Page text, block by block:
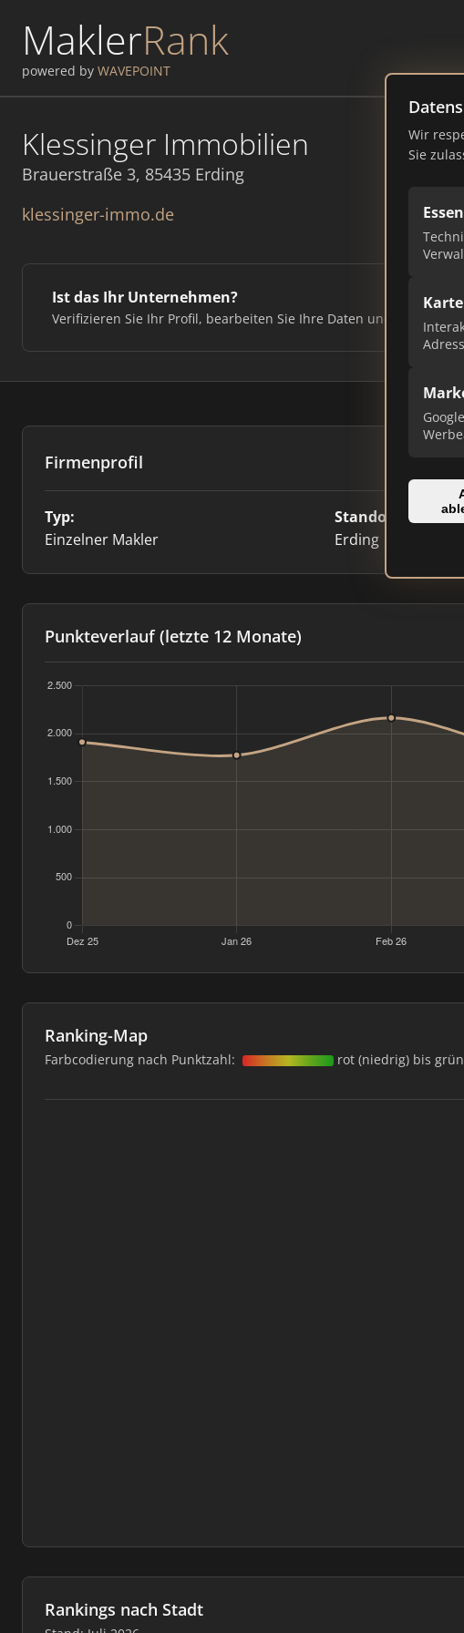
MaklerRank
powered by WAVEPOINT
Wir
Sie
Klessinger Immobilien
Brauerstraße 3, 85435 Erding
klessinger-immo.de
Ist das Ihr Unternehmen?
Verifizieren Sie Ihr Profil, bearbeiten Sie Ihre Daten und erhalten
Firmenprofil
Typ:
Einzelner Makler
Standort:
Erding
Punkteverlauf (letzte 12 Monate)
Ranking-Map
Farbcodierung nach Punktzahl: rot (niedrig) bis
Rankings nach Stadt